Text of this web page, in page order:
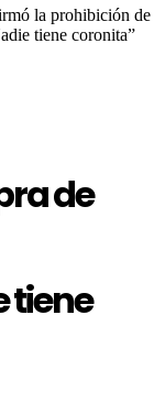
la prohibición de
tiene coronita”
de
tiene